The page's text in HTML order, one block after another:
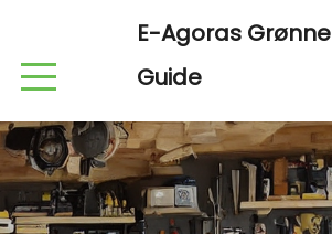
E-Agoras Grønne
Guide